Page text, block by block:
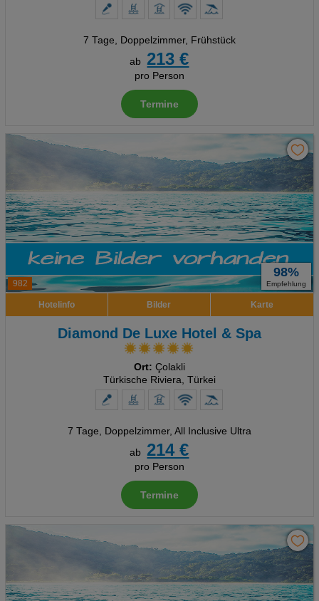
7 Tage, Doppelzimmer, Frühstück
ab
213 €
pro Person
Termine
982
98%
Empfehlung
Hotelinfo Bilder Karte
Diamond De Luxe Hotel & Spa
Ort: Çolakli
Türkische Riviera, Türkei
7 Tage, Doppelzimmer, All Inclusive Ultra
ab
214 €
pro Person
Termine